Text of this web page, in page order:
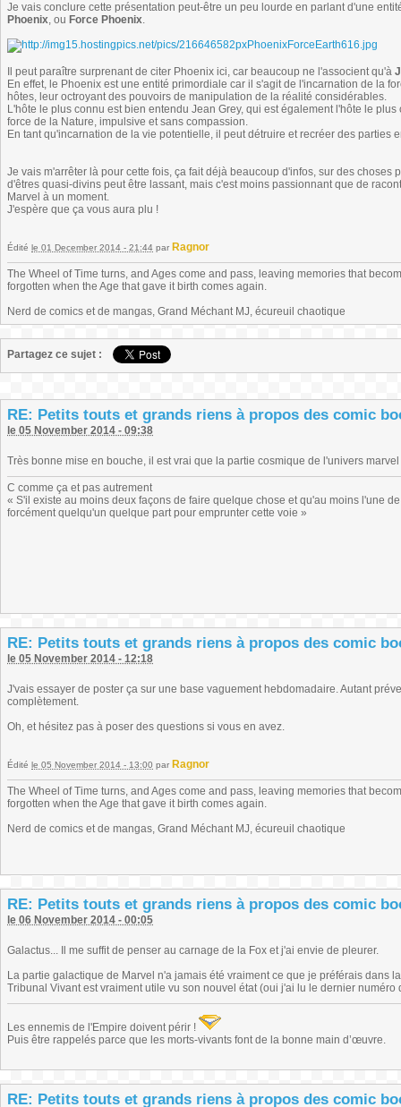
Je vais conclure cette présentation peut-être un peu lourde en parlant d'une
Phoenix, ou Force Phoenix.
Il peut paraître surprenant de citer Phoenix ici, car beaucoup ne l'associent qu'à
En effet, le Phoenix est une entité primordiale car il s'agit de l'incarnation de la
hôtes, leur octroyant des pouvoirs de manipulation de la réalité considérables.
L'hôte le plus connu est bien entendu Jean Grey, qui est également l'hôte le
force de la Nature, impulsive et sans compassion.
En tant qu'incarnation de la vie potentielle, il peut détruire et recréer des parties
Je vais m'arrêter là pour cette fois, ça fait déjà beaucoup d'infos, sur des
d'êtres quasi-divins peut être lassant, mais c'est moins passionnant que de
Marvel à un moment.
J'espère que ça vous aura plu !
Édité le 01 December 2014 - 21:44 par Ragnor
The Wheel of Time turns, and Ages come and pass, leaving memories that
forgotten when the Age that gave it birth comes again.
Nerd de comics et de mangas, Grand Méchant MJ, écureuil chaotique
Partagez ce sujet :
RE: Petits touts et grands riens à propos des comic
le 05 November 2014 - 09:38
Très bonne mise en bouche, il est vrai que la partie cosmique de l'univers
C comme ça et pas autrement
« S'il existe au moins deux façons de faire quelque chose et qu'au moins l'une
forcément quelqu'un quelque part pour emprunter cette voie »
RE: Petits touts et grands riens à propos des comic
le 05 November 2014 - 12:18
J'vais essayer de poster ça sur une base vaguement hebdomadaire. Autant
complètement.
Oh, et hésitez pas à poser des questions si vous en avez.
Édité le 05 November 2014 - 13:00 par Ragnor
The Wheel of Time turns, and Ages come and pass, leaving memories that
forgotten when the Age that gave it birth comes again.
Nerd de comics et de mangas, Grand Méchant MJ, écureuil chaotique
RE: Petits touts et grands riens à propos des comic
le 06 November 2014 - 00:05
Galactus... Il me suffit de penser au carnage de la Fox et j'ai envie de pleurer.
La partie galactique de Marvel n'a jamais été vraiment ce que je préférais dans
Tribunal Vivant est vraiment utile vu son nouvel état (oui j'ai lu le dernier
Les ennemis de l'Empire doivent périr !
Puis être rappelés parce que les morts-vivants font de la bonne main d’œuvre.
RE: Petits touts et grands riens à propos des comic